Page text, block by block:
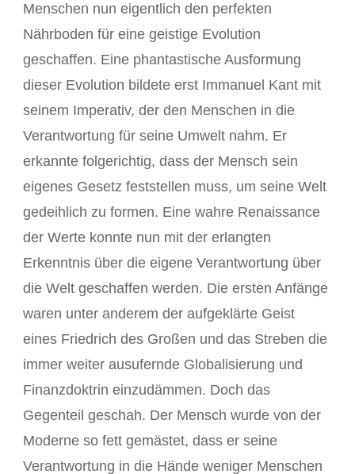
Menschen nun eigentlich den perfekten
Nährboden für eine geistige Evolution
geschaffen. Eine phantastische Ausformung
dieser Evolution bildete erst Immanuel Kant mit
seinem Imperativ, der den Menschen in die
Verantwortung für seine Umwelt nahm. Er
erkannte folgerichtig, dass der Mensch sein
eigenes Gesetz feststellen muss, um seine Welt
gedeihlich zu formen. Eine wahre Renaissance
der Werte konnte nun mit der erlangten
Erkenntnis über die eigene Verantwortung über
die Welt geschaffen werden. Die ersten Anfänge
waren unter anderem der aufgeklärte Geist
eines Friedrich des Großen und das Streben die
immer weiter ausufernde Globalisierung und
Finanzdoktrin einzudämmen. Doch das
Gegenteil geschah. Der Mensch wurde von der
Moderne so fett gemästet, dass er seine
Verantwortung in die Hände weniger Menschen